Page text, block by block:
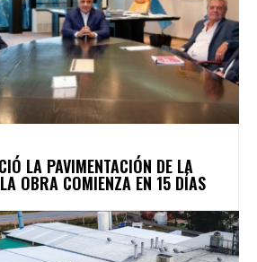
LA PAVIMENTACIÓN DE LA
OBRA COMIENZA EN 15 DÍAS